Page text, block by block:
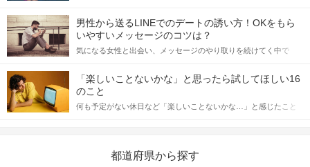
てアプローチできるかにも左右されます。 これから恋人作りを本
格的に始めようとしている方は、女性が異性を求めて出すサイン
をしっかりと理解し、正しい行動に移せるかどうかが重要。 この
記事では、女性が話しかけて欲しい時に出すサインとその心理を
合にどのような行動に繋げるべきかをご紹介していきます。
男性から送るLINEでのデートの誘い方！OKをもら
いやすいメッセージのコツは？
気になる女性と出会い、メッセージのやり取りを続けてく中で
しかし、中には「どう誘ったらいいの？」とお困りの男性もいら
っしゃるのではないでしょうか。 そこで今回は、男性から女性へ
送るLINEでのデートの誘い方のコツをご紹介します。例文も混じ
えながら解説するので、ぜひ参考にしてください。
「楽しいことないかな」と思ったら試してほしい16
のこと
何も予定がない休日など「楽しいことないかな…」と感じたこと
の楽しいことアイデアを集めました♪ いままさに楽しいことを探し
都道府県から探す